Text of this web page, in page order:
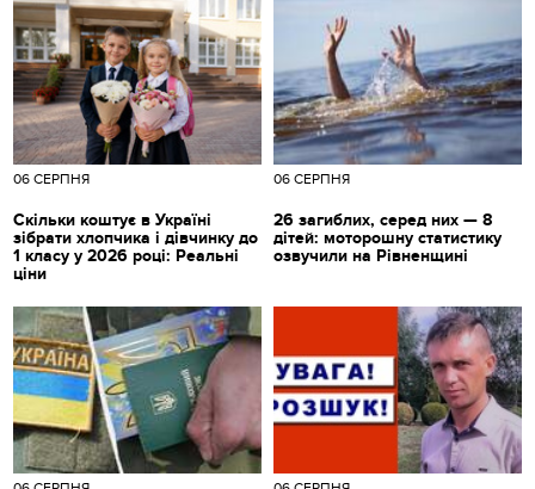
06 СЕРПНЯ
Скільки коштує в Україні
зібрати хлопчика і дівчинку до
1 класу у 2026 році: Реальні
ціни
06 СЕРПНЯ
26 загиблих, серед них — 8
дітей: моторошну статистику
озвучили на Рівненщині